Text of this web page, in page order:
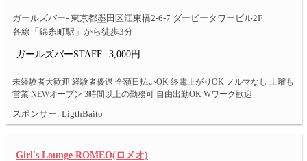
ガールズバー- 東京都墨田区江東橋2-6-7 ダービータワービル2F
各線「錦糸町駅」から徒歩3分
ガールズバーSTAFF 3,000円
未経験者大歓迎 経験者優遇 全額日払いOK 終電上がりOK ノルマなし 土曜も
営業 NEWオープン 3時間以上の勤務可 自由出勤OK Wワーク歓迎
スポンサー: LigthBaito
Girl's Lounge ROMEO(ロメオ)